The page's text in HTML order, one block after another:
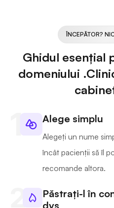
ÎNCEPĂTOR?
Ghidul esențial
domeniului
Alege simplu
Alegeți un nume
încât pacienții să îl
recomande altora.
Păstrați-l în
dvs